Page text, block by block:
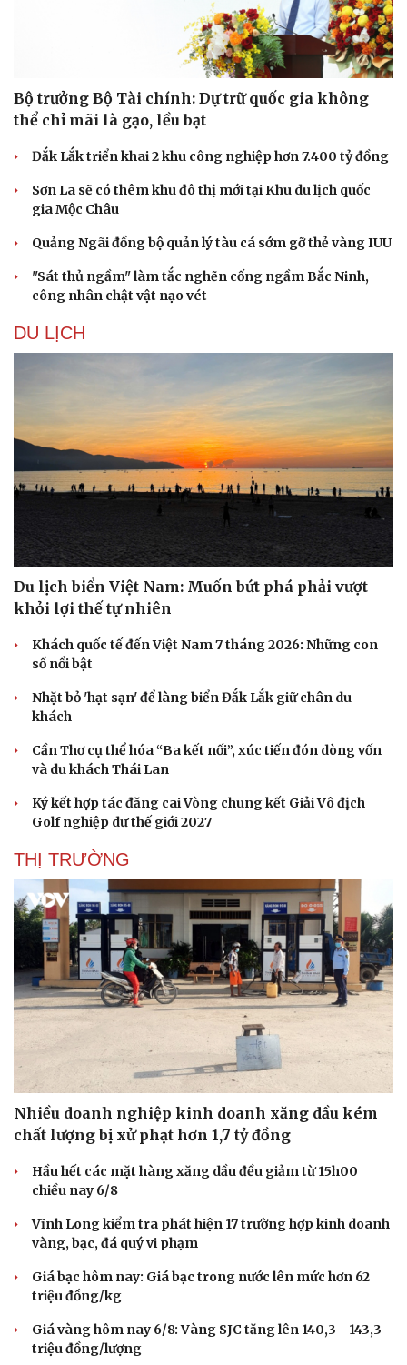
Văn hóa
Văn học
Âm nhạc
Di sản
Sao Việt
Bộ trưởng Bộ Tài chính: Dự trữ quốc gia không
thể chỉ mãi là gạo, lều bạt
Đắk Lắk triển khai 2 khu công nghiệp hơn 7.400 tỷ đồng
Sơn La sẽ có thêm khu đô thị mới tại Khu du lịch quốc
gia Mộc Châu
Quảng Ngãi đồng bộ quản lý tàu cá sớm gỡ thẻ vàng IUU
"Sát thủ ngầm" làm tắc nghẽn cống ngầm Bắc Ninh,
công nhân chật vật nạo vét
DU LỊCH
Du lịch biển Việt Nam: Muốn bứt phá phải vượt
khỏi lợi thế tự nhiên
Khách quốc tế đến Việt Nam 7 tháng 2026: Những con
số nổi bật
Nhặt bỏ 'hạt sạn' để làng biển Đắk Lắk giữ chân du
khách
Cần Thơ cụ thể hóa “Ba kết nối”, xúc tiến đón dòng vốn
và du khách Thái Lan
Ký kết hợp tác đăng cai Vòng chung kết Giải Vô địch
Golf nghiệp dư thế giới 2027
THỊ TRƯỜNG
Nhiều doanh nghiệp kinh doanh xăng dầu kém
chất lượng bị xử phạt hơn 1,7 tỷ đồng
Hầu hết các mặt hàng xăng dầu đều giảm từ 15h00
chiều nay 6/8
Vĩnh Long kiểm tra phát hiện 17 trường hợp kinh doanh
vàng, bạc, đá quý vi phạm
Giá bạc hôm nay: Giá bạc trong nước lên mức hơn 62
triệu đồng/kg
Giá vàng hôm nay 6/8: Vàng SJC tăng lên 140,3 - 143,3
triệu đồng/lượng